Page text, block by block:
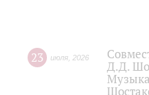
23 июля 2026
Д.Д.